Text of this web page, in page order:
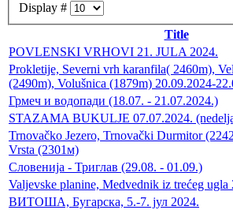
Display #
Title
POVLENSKI VRHOVI 21. JULA 2024.
Prokletije, Severni vrh karanfila( 2460m),
(2490m), Volušnica (1879m) 20.09.2024-
Грмеч и водопади (18.07. - 21.07.2024.)
STAZAMA BUKULJE 07.07.2024.
Trnovačko Jezero, Trnovački Durmitor
Vrsta (2301м)
Словенија - Триглав (29.08. - 01.09.)
Valjevske planine, Medvednik iz trećeg ugla
ВИТОША, Бугарска, 5.-7. јул 2024.